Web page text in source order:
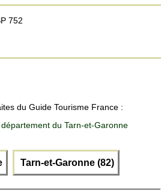
752
du Guide Tourisme France :
département du Tarn-et-Garonne
Tarn-et-Garonne (82)